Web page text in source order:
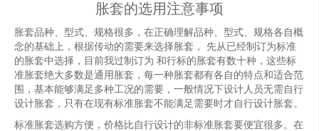
胀套的选用注意事项
胀套品种、型式、规格很多，在正确理解品种、型式、规格各自概
念的基础上，根据传动的需要来选择胀套， 先从已经制订为标准
的胀套中选择，目前我过制订为 和行标的胀套有数十种，这些标
准胀套绝大多数是通用胀套，每一种胀套都有各自的特点和适合范
围，基本能够满足多种工况的需要，一般情况下设计人员无需自行
设计胀套，只有在现有标准胀套不能满足需要时才自行设计胀套。
标准胀套选购方便，价格比自行设计的非标准胀套要便宜很多。在